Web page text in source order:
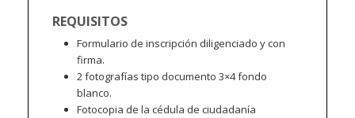
REQUISITOS
Formulario de inscripción diligenciado y con
firma.
2 fotografías tipo documento 3×4 fondo
blanco.
Fotocopia de la cédula de ciudadanía